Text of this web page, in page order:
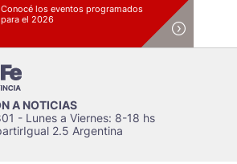
Conocé los eventos programados
para el 2026
A NOTICIAS
- Lunes a Viernes: 8-18 hs
2.5 Argentina